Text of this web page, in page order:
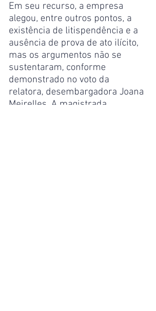
Em seu recurso, a empresa
alegou, entre outros pontos, a
existência de litispendência e a
ausência de prova de ato ilícito,
mas os argumentos não se
sustentaram, conforme
demonstrado no voto da
relatora, desembargadora Joana
Meirelles. A magistrada